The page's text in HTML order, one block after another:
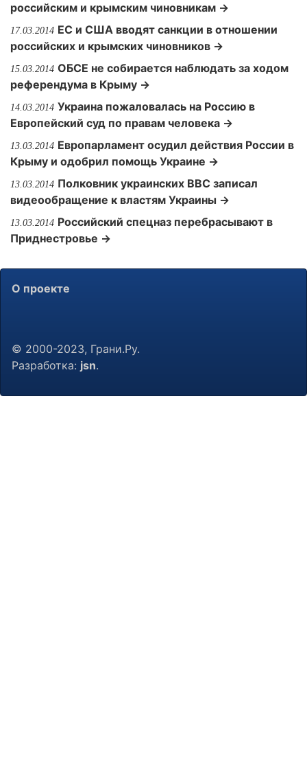
российским и крымским чиновникам →
17.03.2014 ЕС и США вводят санкции в отношении
российских и крымских чиновников →
15.03.2014 ОБСЕ не собирается наблюдать за ходом
референдума в Крыму →
14.03.2014 Украина пожаловалась на Россию в
Европейский суд по правам человека →
13.03.2014 Европарламент осудил действия России в
Крыму и одобрил помощь Украине →
13.03.2014 Полковник украинских ВВС записал
видеообращение к властям Украины →
13.03.2014 Российский спецназ перебрасывают в
Приднестровье →
О проекте
© 2000-2023, Грани.Ру.
Разработка: jsn.